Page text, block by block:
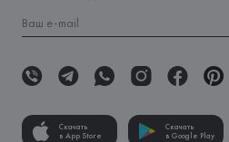
Скачать
в App Store
Скачать
в Google Play